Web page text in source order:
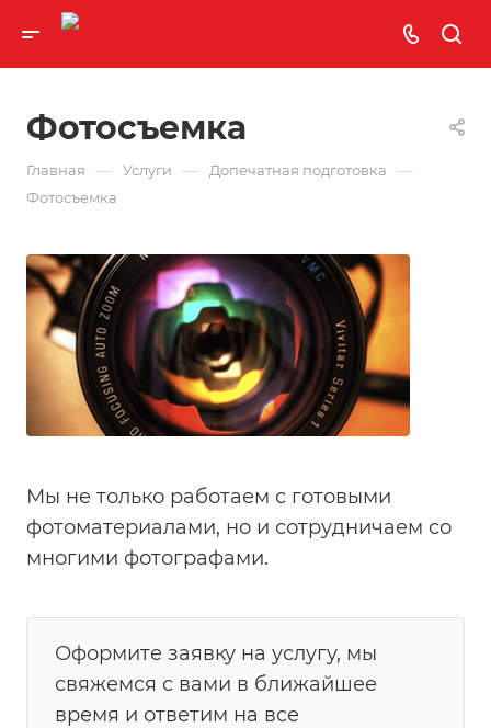
Фотосъемка
Главная — Услуги — Допечатная подготовка —
Фотосъемка
Мы не только работаем с готовыми
фотоматериалами, но и сотрудничаем со
многими фотографами.
Оформите заявку на услугу, мы
свяжемся с вами в ближайшее
время и ответим на все